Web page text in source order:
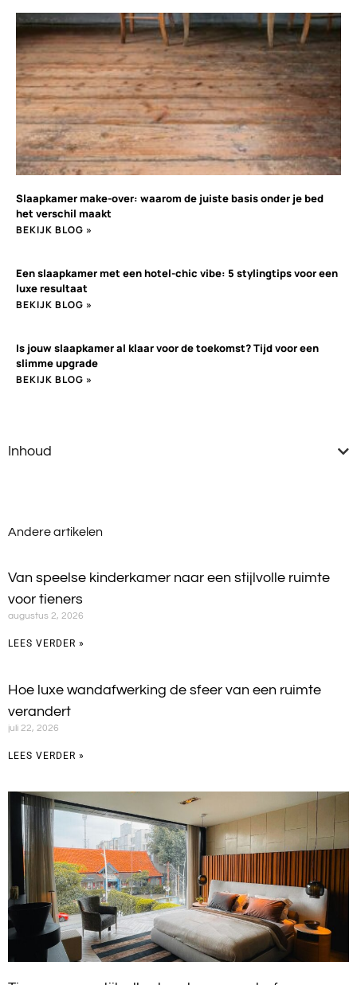
Slaapkamer make-over: waarom de juiste basis onder je bed
het verschil maakt
BEKIJK BLOG »
Een slaapkamer met een hotel-chic vibe: 5 stylingtips voor een
luxe resultaat
BEKIJK BLOG »
Is jouw slaapkamer al klaar voor de toekomst? Tijd voor een
slimme upgrade
BEKIJK BLOG »
Inhoud
Andere artikelen
Van speelse kinderkamer naar een stijlvolle ruimte
voor tieners
augustus 2, 2026
LEES VERDER »
Hoe luxe wandafwerking de sfeer van een ruimte
verandert
juli 22, 2026
LEES VERDER »